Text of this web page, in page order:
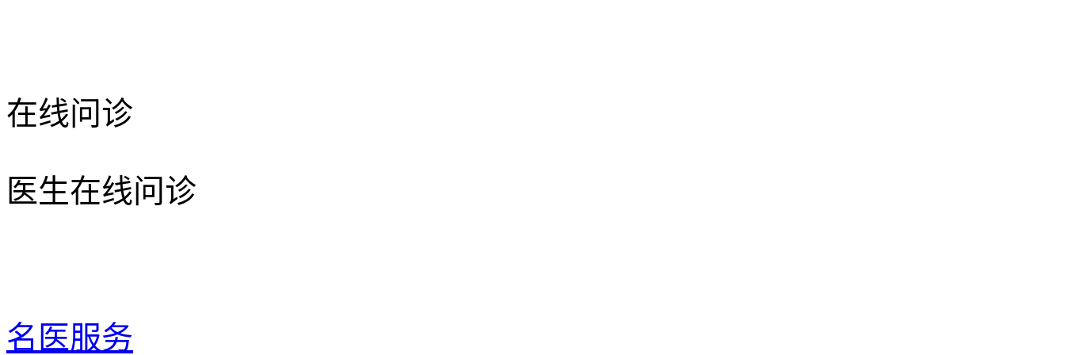
在线问诊
医生在线问诊
名医服务